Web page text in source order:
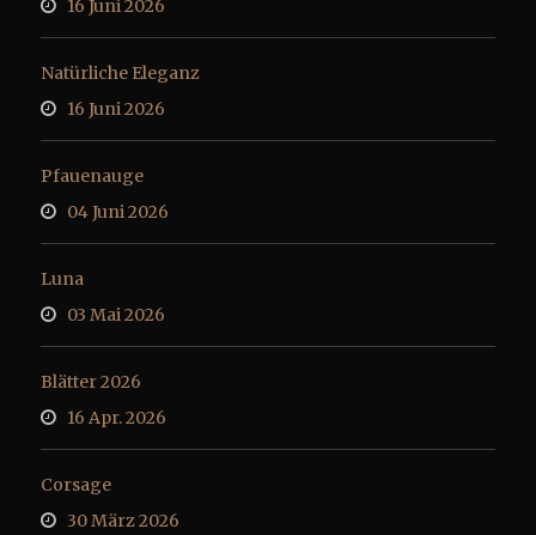
16 Juni 2026
Natürliche Eleganz
16 Juni 2026
Pfauenauge
04 Juni 2026
Luna
03 Mai 2026
Blätter 2026
16 Apr. 2026
Corsage
30 März 2026